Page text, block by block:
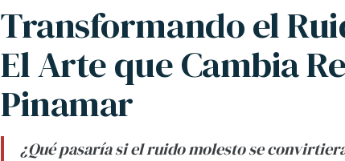
Transformando el
El Arte que Cambia
Pinamar
¿Qué pasaría si el ruido molesto se